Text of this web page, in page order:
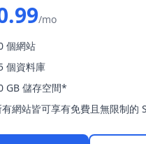
/mo
個網站
個資料庫
GB 儲存空間*
有網站皆可享有免費且無限制的